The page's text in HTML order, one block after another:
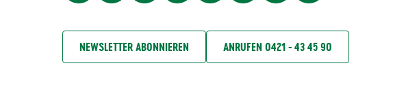
NEWSLETTER ABONNIEREN ANRUFEN 0421 - 43 45 90